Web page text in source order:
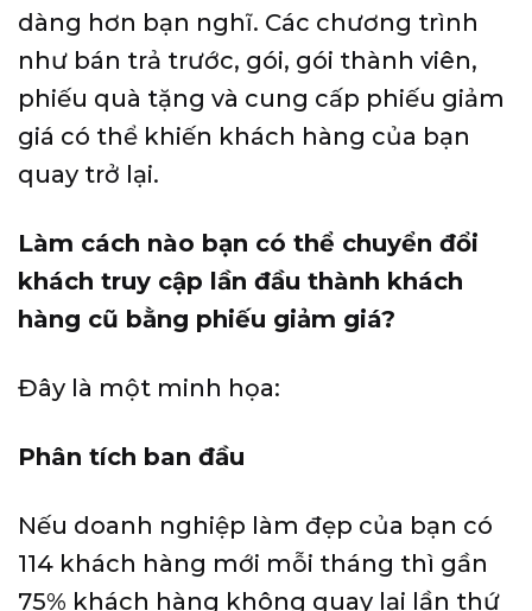
dàng hơn bạn nghĩ. Các chương trình
như bán trả trước, gói, gói thành viên,
phiếu quà tặng và cung cấp phiếu giảm
giá có thể khiến khách hàng của bạn
quay trở lại.
Làm cách nào bạn có thể chuyển đổi
khách truy cập lần đầu thành khách
hàng cũ bằng phiếu giảm giá?
Đây là một minh họa:
Phân tích ban đầu
Nếu doanh nghiệp làm đẹp của bạn có
114 khách hàng mới mỗi tháng thì gần
75% khách hàng không quay lại lần thứ